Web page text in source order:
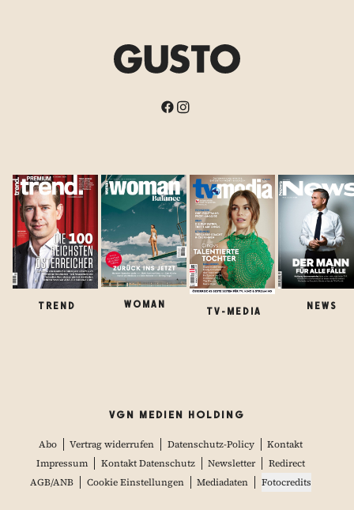
TREND WOMAN
TV-MEDIA
NEWS
VGN MEDIEN HOLDING
Abo Vertrag widerrufen Datenschutz-Policy
Kontakt
Impressum
Kontakt Datenschutz Newsletter
Redirect
AGB/ANB
Cookie Einstellungen Mediadaten Fotocredits